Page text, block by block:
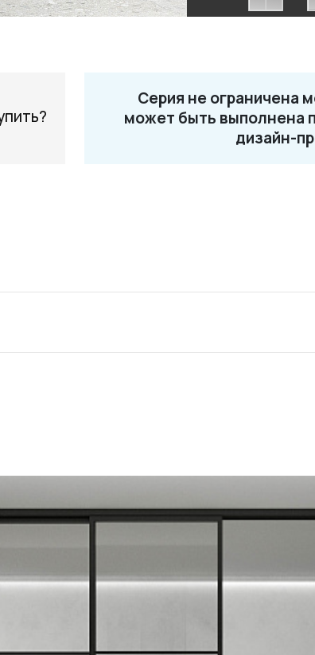
NEO 13
Серия не ограничена
может быть выполнена
дизайн-
г. Москва, ул. Бутырский Вал, д. 32
Телефон: +7 495 662-87-32